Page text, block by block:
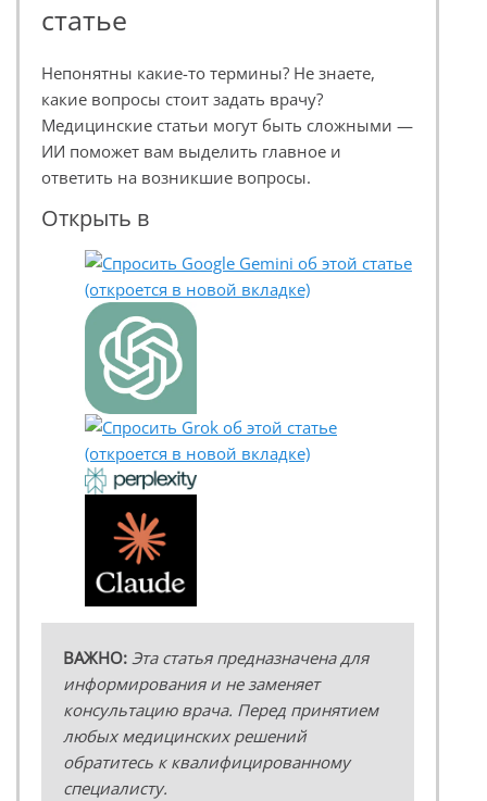
статье
Непонятны какие-то термины? Не знаете,
какие вопросы стоит задать врачу?
Медицинские статьи могут быть сложными —
ИИ поможет вам выделить главное и
ответить на возникшие вопросы.
Открыть в
ВАЖНО: Эта статья предназначена для
информирования и не заменяет
консультацию врача. Перед принятием
любых медицинских решений
обратитесь к квалифицированному
специалисту.